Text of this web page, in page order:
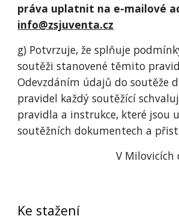
práva uplatnit na e-mailové
info@zsjuventa.cz
g) Potvrzuje, že splňuje
soutěži stanovené těmito
Odevzdáním údajů do soutěže
pravidel každý soutěžící
pravidla a instrukce, které jsou
soutěžních dokumentech a
V Milovicích
Ke stažení